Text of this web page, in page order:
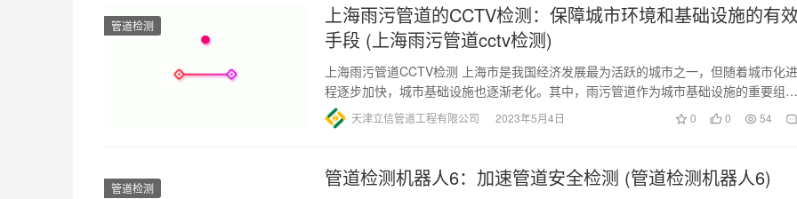
管道检测
上海雨污管道的CCTV检测：保障城市环境和基础设施的有效
手段 (上海雨污管道cctv检测)
上海雨污管道CCTV检测 上海市是我国经济发展最为活跃的城市之一，但随着城市化进
程逐步加快，城市基础设施也逐渐老化。其中，雨污管道作为城市基础设施的重要组成
部分，必须得到及时维护和…
天津立信管道工程有限公司 2023年5月4日 0 0 54
管道检测 管道检测机器人6：加速管道安全检测 (管道检测机器人6)